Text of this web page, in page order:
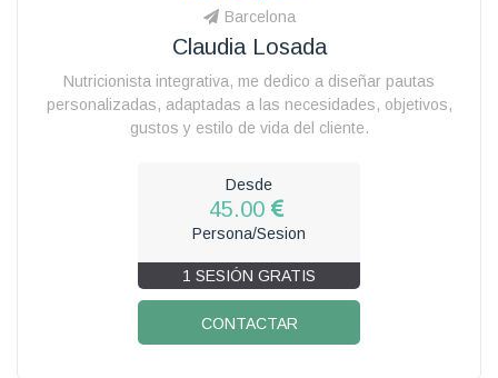
Barcelona
Claudia Losada
Nutricionista integrativa, me dedico a diseñar pautas
personalizadas, adaptadas a las necesidades, objetivos,
gustos y estilo de vida del cliente.
Desde
45.00
Persona/Sesion
1 SESIÓN GRATIS
CONTACTAR